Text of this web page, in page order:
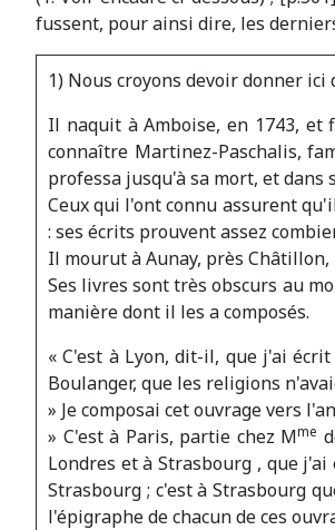
fussent, pour ainsi dire, les
1) Nous croyons devoir donner
Il naquit à Amboise, en 1743, et
connaître Martinez-Paschalis,
professa jusqu'à sa mort, et dans
Ceux qui l'ont connu assurent
: ses écrits prouvent assez
Il mourut à Aunay, près
Ses livres sont très obscurs au
manière dont il les a composés.
« C'est à Lyon, dit-il, que j'ai
Boulanger, que les religions
» Je composai cet ouvrage vers
» C'est à Paris, partie chez Mme
Londres et à Strasbourg , que j'ai
Strasbourg ; c'est à Strasbourg
l'épigraphe de chacun de ces